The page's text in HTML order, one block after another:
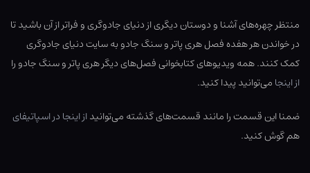
منتظر چهره‌های آشنا و دوستان دیگری از دنیای جادوگری و فراتر از آن باشید تا
در خواندن هر هفده فصل هری پاتر و سنگ جادو به سایت دنیای جادوگری
کمک کنند. همه ویدیوهای کتابخوانی فصل‌های دیگر هری پاتر و سنگ جادو را
از اینجا می‌توانید پیدا کنید.
ضمنا این قسمت را مانند قسمت‌های گذشته می‌توانیداز اینجا در اسپاتیفای
هم گوش کنید.